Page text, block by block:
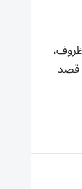
ويتجلى ذلك في قصة مريض يبلغ من العمر 57 عاماً، قصد